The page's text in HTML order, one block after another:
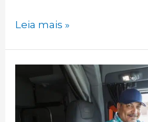
Horas
caminhoneiro:
seus
Leia mais »